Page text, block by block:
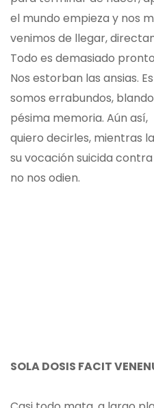
el mundo empieza y nos
venimos de llegar,
Todo es demasiado
Nos estorban las ansias.
somos errabundos,
pésima memoria. Aún así,
quiero decirles, mientras
su vocación suicida
no nos odien.
SOLA DOSIS FACIT